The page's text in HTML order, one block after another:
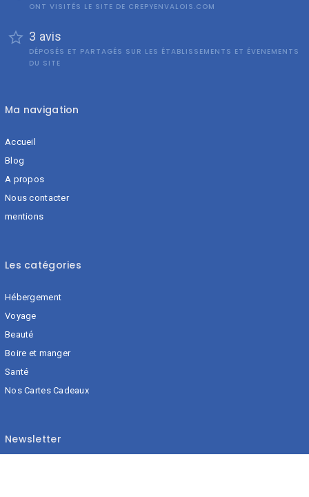
ONT VISITÉS LE SITE DE CREPYENVALOIS.COM
3 avis
DÉPOSÉS ET PARTAGÉS SUR LES ÉTABLISSEMENTS ET ÉVENEMENTS
DU SITE
Ma navigation
Accueil
Blog
A propos
Nous contacter
mentions
Les catégories
Hébergement
Voyage
Beauté
Boire et manger
Santé
Nos Cartes Cadeaux
Newsletter